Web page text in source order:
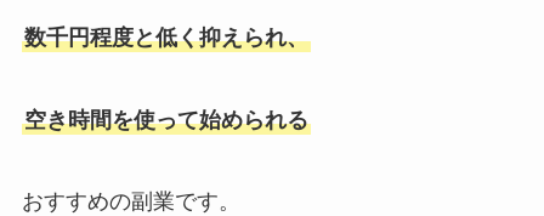
数千円程度と低く抑えられ、
空き時間を使って始められる
おすすめの副業です。